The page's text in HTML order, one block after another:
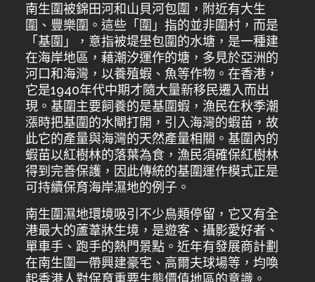
南生圍被錦田河和山貝河包圍，附近有大生
圍、豐樂圍。這些「圍」指的並非圍村，而是
「基圍」，意指被堤壆包圍的水塘，是一種建
在海岸地區，藉潮汐運作的塘，多見於亞洲的
河口和海灣，以養殖蝦、魚等作物。在香港，
它是1940年代中期才隨大量新移民遷入而出
現。基圍主要飼養的是基圍蝦，漁民在秋季潮
漲時把基圍的水閘打開，引入海灣的蝦苗，故
此它的產量與海灣的天然產量相關。基圍內的
蝦苗以紅樹林的落葉為食，漁民須確保紅樹林
得到完善保護，因此傳統的基圍運作模式正是
可持續保育海岸濕地的例子。
南生圍濕地環境吸引不少鳥類停留，它又有全
港最大的蘆葦牀生境，是遊客、攝影愛好者、
單車手、跑手的熱門景點。近年有發展商計劃
在南生圍一帶興建豪宅、高爾夫球場等，均喚
起香港人對保育重要生態價值地區的意識。